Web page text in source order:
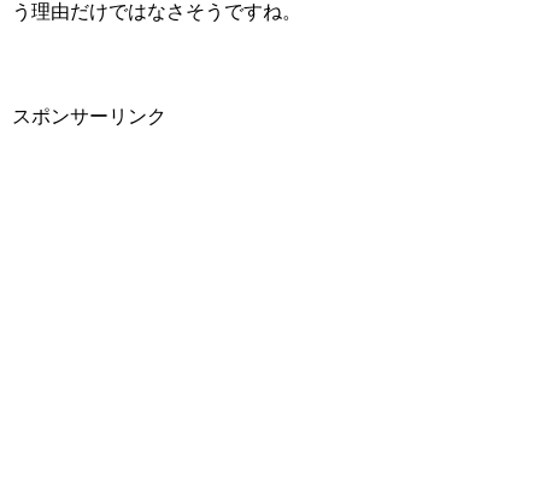
う理由だけではなさそうですね。
スポンサーリンク